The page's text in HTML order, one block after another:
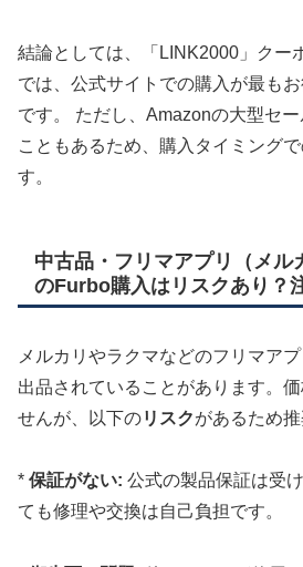
結論としては、「LINK2000」クー
では、公式サイトでの購入が最も
です。 ただし、Amazonの大型セ
こともあるため、購入タイミング
す。
中古品・フリマアプリ（メル
のFurbo購入はリスクあり？
メルカリやラクマなどのフリマア
出品されていることがあります。
せんが、以下のリスクがあるため推
* 保証がない: 公式の製品保証は受
ても修理や交換は自己負担です。